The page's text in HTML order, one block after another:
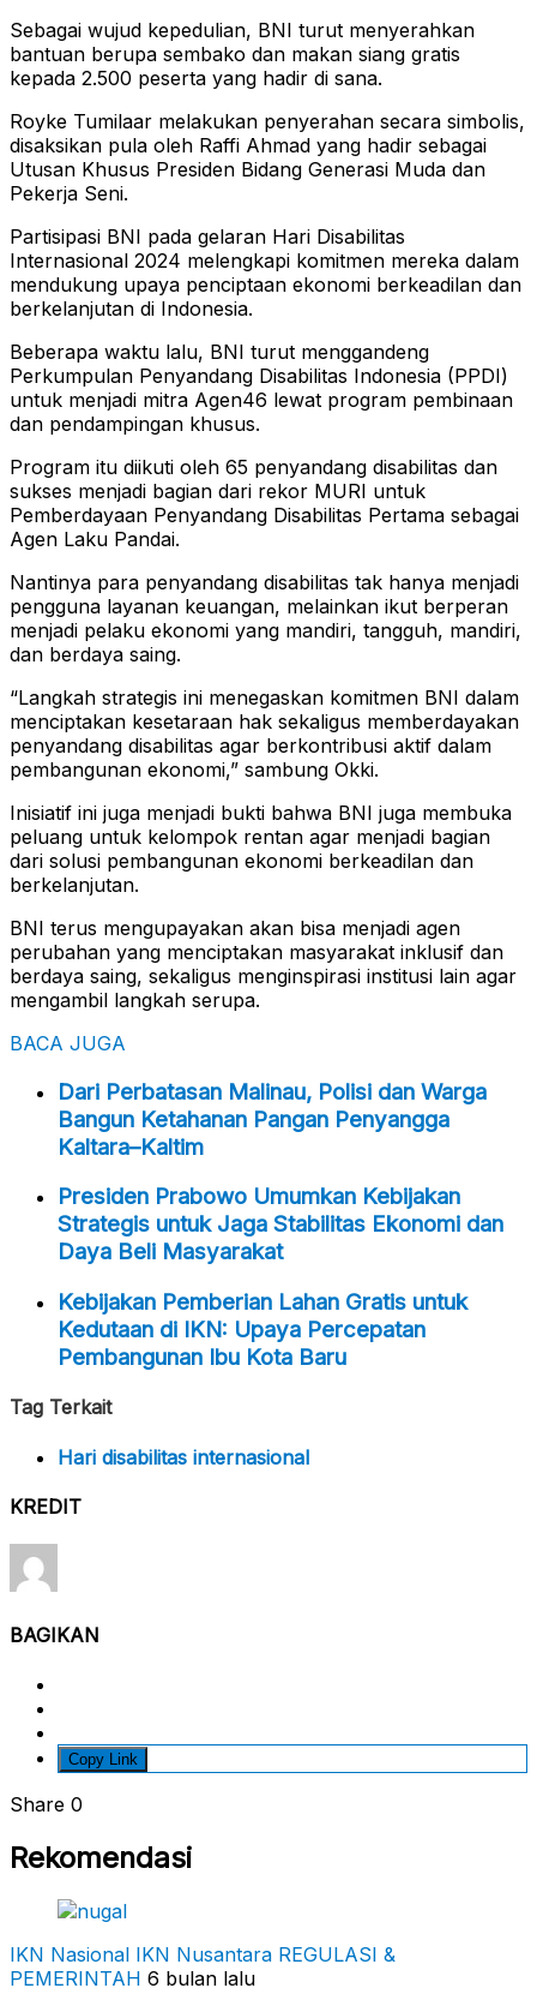
Sebagai wujud kepedulian, BNI turut menyerahkan
bantuan berupa sembako dan makan siang gratis
kepada 2.500 peserta yang hadir di sana.
Royke Tumilaar melakukan penyerahan secara simbolis,
disaksikan pula oleh Raffi Ahmad yang hadir sebagai
Utusan Khusus Presiden Bidang Generasi Muda dan
Pekerja Seni.
Partisipasi BNI pada gelaran Hari Disabilitas
Internasional 2024 melengkapi komitmen mereka dalam
mendukung upaya penciptaan ekonomi berkeadilan dan
berkelanjutan di Indonesia.
Beberapa waktu lalu, BNI turut menggandeng
Perkumpulan Penyandang Disabilitas Indonesia (PPDI)
untuk menjadi mitra Agen46 lewat program pembinaan
dan pendampingan khusus.
Program itu diikuti oleh 65 penyandang disabilitas dan
sukses menjadi bagian dari rekor MURI untuk
Pemberdayaan Penyandang Disabilitas Pertama sebagai
Agen Laku Pandai.
Nantinya para penyandang disabilitas tak hanya menjadi
pengguna layanan keuangan, melainkan ikut berperan
menjadi pelaku ekonomi yang mandiri, tangguh, mandiri,
dan berdaya saing.
“Langkah strategis ini menegaskan komitmen BNI dalam
menciptakan kesetaraan hak sekaligus memberdayakan
penyandang disabilitas agar berkontribusi aktif dalam
pembangunan ekonomi,” sambung Okki.
Inisiatif ini juga menjadi bukti bahwa BNI juga membuka
peluang untuk kelompok rentan agar menjadi bagian
dari solusi pembangunan ekonomi berkeadilan dan
berkelanjutan.
BNI terus mengupayakan akan bisa menjadi agen
perubahan yang menciptakan masyarakat inklusif dan
berdaya saing, sekaligus menginspirasi institusi lain agar
mengambil langkah serupa.
BACA JUGA
Dari Perbatasan Malinau, Polisi dan Warga
Bangun Ketahanan Pangan Penyangga
Kaltara–Kaltim
Presiden Prabowo Umumkan Kebijakan
Strategis untuk Jaga Stabilitas Ekonomi dan
Daya Beli Masyarakat
Kebijakan Pemberian Lahan Gratis untuk
Kedutaan di IKN: Upaya Percepatan
Pembangunan Ibu Kota Baru
Tag Terkait
Hari disabilitas internasional
KREDIT
BAGIKAN
Copy Link
Share 0
Rekomendasi
IKN Nasional IKN Nusantara REGULASI &
PEMERINTAH 6 bulan lalu